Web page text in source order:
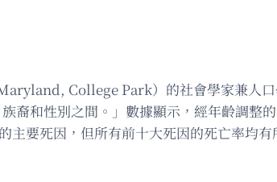
College Park）的社會學家兼人
裔和性別之間。」數據顯示，經年齡調整
要死因，但所有前十大死因的死亡率均